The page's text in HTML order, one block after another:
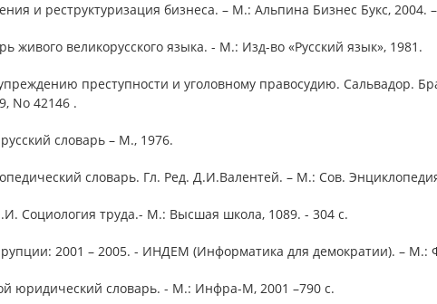
и реструктуризация бизнеса. – М.: Альпина Бизнес Букс, 2004.
живого великорусского языка. - М.: Изд-во «Русский язык», 1981.
преступности и уголовному правосудию. Сальвадор.
No 42146 .
словарь – М., 1976.
словарь. Гл. Ред. Д.И.Валентей. – М.: Сов.
Социология труда.- М.: Высшая школа, 1089. - 304 с.
2001 – 2005. - ИНДЕМ (Информатика для демократии). –
юридический словарь. - М.: Инфра-М, 2001 –790 с.